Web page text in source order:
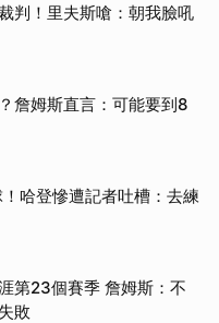
判！里夫斯嗆：朝我臉吼
詹姆斯直言：可能要到8
哈登慘遭記者吐槽：去練
第23個賽季 詹姆斯：不
敗